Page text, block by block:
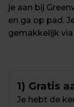
je aan bij
en ga op pad.
gemakkelijk via
1) Gratis
Je hebt de